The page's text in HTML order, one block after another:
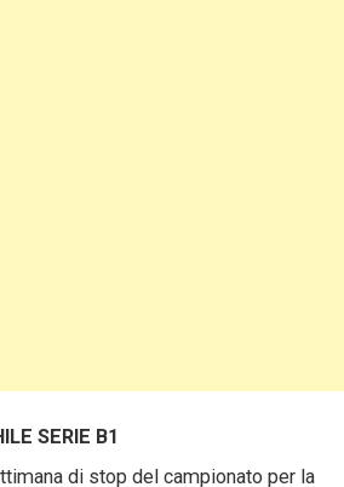
SERIE B1
di stop del campionato per la